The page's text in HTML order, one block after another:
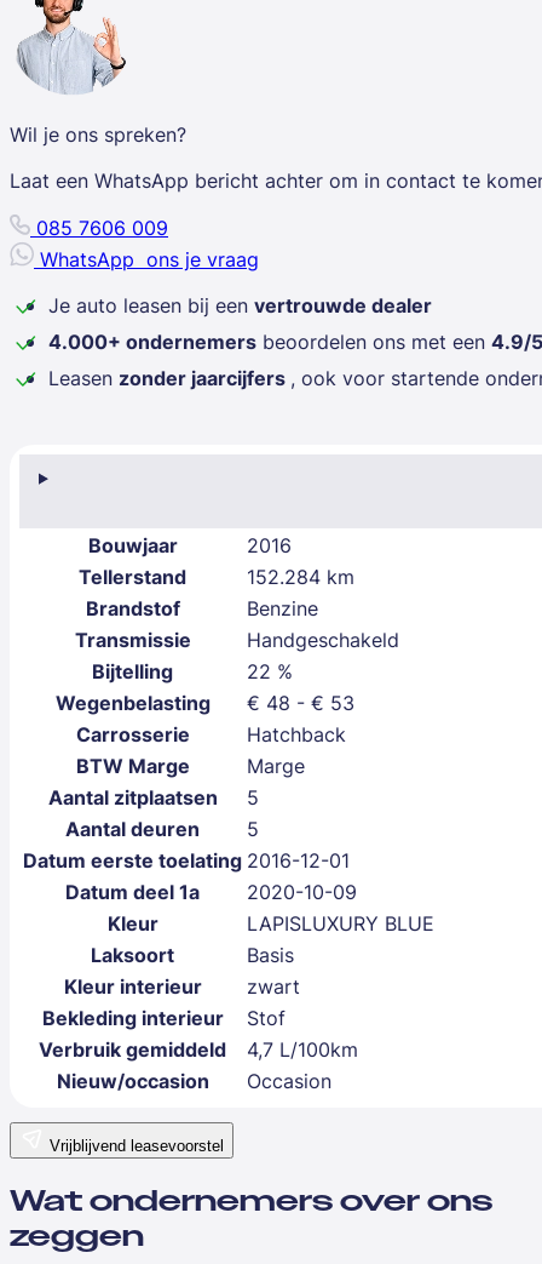
Bouwjaar
2016
Tellerstand
152.284 km
Brandstof
Benzine
Transmissie
Handgeschakeld
Bijtelling
22 %
Wegenbelasting
€ 48 - € 53
Carrosserie
Hatchback
BTW Marge
Marge
Aantal zitplaatsen
5
Aantal deuren
5
Datum eerste toelating 2016-12-01
Datum deel 1a
2020-10-09
Kleur
LAPISLUXURY BLUE
Laksoort
Basis
Kleur interieur
zwart
Bekleding interieur
Stof
Verbruik gemiddeld
4,7 L/100km
Nieuw/occasion
Occasion
Wil je ons spreken?
Laat een WhatsApp bericht achter om in contact te
085 7606 009
WhatsApp ons je vraag
Je auto leasen bij een vertrouwde dealer
4.000+ ondernemers beoordelen ons met een 4.9/5
Leasen zonder jaarcijfers , ook voor startende
Vrijblijvend leasevoorstel
Wat ondernemers over ons
zeggen